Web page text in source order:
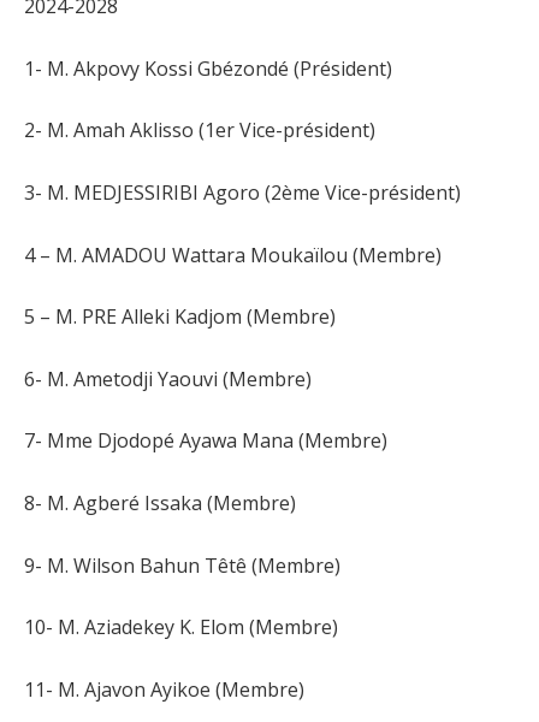
2024-2028
1- M. Akpovy Kossi Gbézondé (Président)
2- M. Amah Aklisso (1er Vice-président)
3- M. MEDJESSIRIBI Agoro (2ème Vice-président)
4 – M. AMADOU Wattara Moukaïlou (Membre)
5 – M. PRE Alleki Kadjom (Membre)
6- M. Ametodji Yaouvi (Membre)
7- Mme Djodopé Ayawa Mana (Membre)
8- M. Agberé Issaka (Membre)
9- M. Wilson Bahun Têtê (Membre)
10- M. Aziadekey K. Elom (Membre)
11- M. Ajavon Ayikoe (Membre)